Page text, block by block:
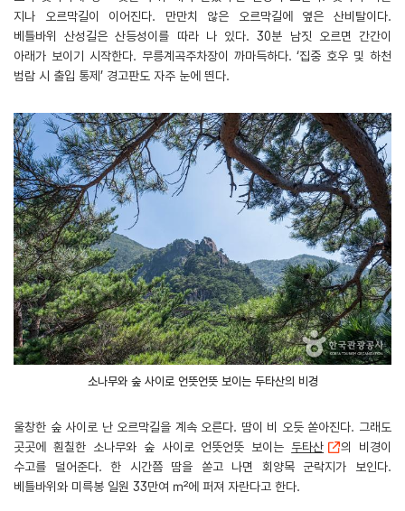
지나 오르막길이 이어진다. 만만치 않은 오르막길에 옆은 산비탈이다.
베틀바위 산성길은 산등성이를 따라 나 있다. 30분 남짓 오르면 간간이
아래가 보이기 시작한다. 무릉계곡주차장이 까마득하다. ‘집중 호우 및 하천
범람 시 출입 통제’ 경고판도 자주 눈에 띈다.
소나무와 숲 사이로 언뜻언뜻 보이는 두타산의 비경
울창한 숲 사이로 난 오르막길을 계속 오른다. 땀이 비 오듯 쏟아진다. 그래도
곳곳에 훤칠한 소나무와 숲 사이로 언뜻언뜻 보이는 두타산
의 비경이
수고를 덜어준다. 한 시간쯤 땀을 쏟고 나면 회양목 군락지가 보인다.
베틀바위와 미륵봉 일원 33만여 ㎡에 퍼져 자란다고 한다.